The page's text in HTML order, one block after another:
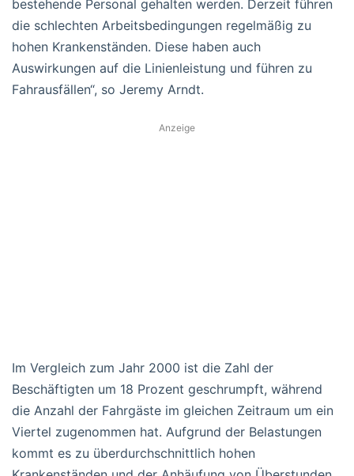
bestehende Personal gehalten werden. Derzeit führen
die schlechten Arbeitsbedingungen regelmäßig zu
hohen Krankenständen. Diese haben auch
Auswirkungen auf die Linienleistung und führen zu
Fahrausfällen“, so Jeremy Arndt.
Anzeige
Im Vergleich zum Jahr 2000 ist die Zahl der
Beschäftigten um 18 Prozent geschrumpft, während
die Anzahl der Fahrgäste im gleichen Zeitraum um ein
Viertel zugenommen hat. Aufgrund der Belastungen
kommt es zu überdurchschnittlich hohen